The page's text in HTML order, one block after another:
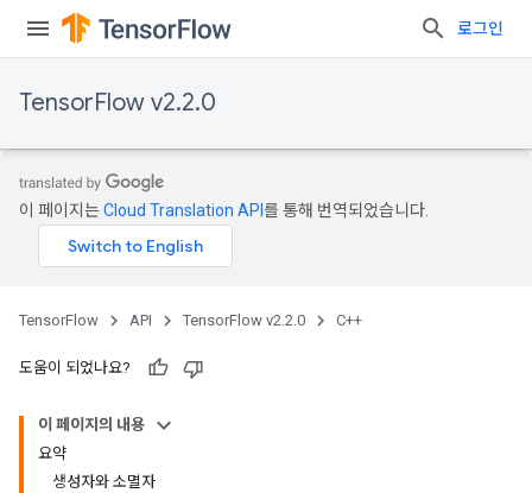
로그인
TensorFlow v2.2.0
이 페이지는Cloud Translation API 를 통해 번역되었습니다.
TensorFlow API TensorFlow v2.2.0 C++
도움이 되었나요?
이 페이지의 내용
요약
생성자와 소멸자